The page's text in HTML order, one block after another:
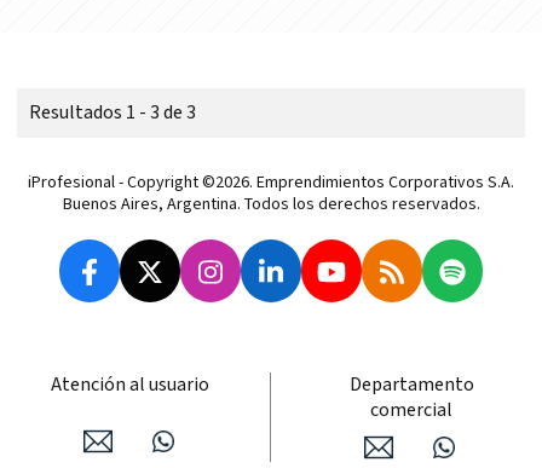
Resultados 1 - 3 de 3
iProfesional - Copyright ©2026. Emprendimientos Corporativos S.A.
Buenos Aires, Argentina. Todos los derechos reservados.
Atención al usuario
Departamento
comercial